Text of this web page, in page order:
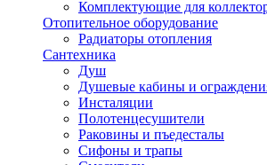
Комплектующие для
Отопительное оборудование
Радиаторы отопления
Сантехника
Душ
Душевые кабины и
Инсталяции
Полотенцесушители
Раковины и пъедесталы
Сифоны и трапы